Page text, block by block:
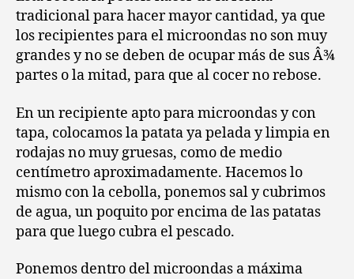
tradicional para hacer mayor cantidad, ya que
los recipientes para el microondas no son muy
grandes y no se deben de ocupar más de sus Â¾
partes o la mitad, para que al cocer no rebose.
En un recipiente apto para microondas y con
tapa, colocamos la patata ya pelada y limpia en
rodajas no muy gruesas, como de medio
centímetro aproximadamente. Hacemos lo
mismo con la cebolla, ponemos sal y cubrimos
de agua, un poquito por encima de las patatas
para que luego cubra el pescado.
Ponemos dentro del microondas a máxima